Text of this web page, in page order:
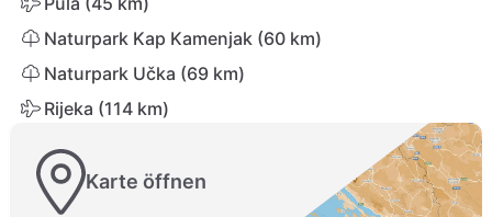
Naturpark Kap Kamenjak (60 km)
Naturpark Učka (69 km)
Rijeka (114 km)
Karte öffnen